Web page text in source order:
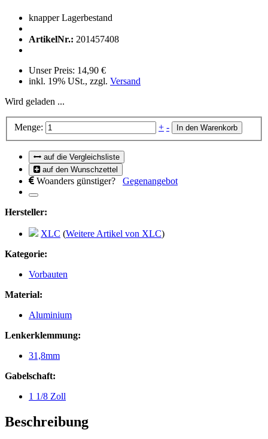
knapper Lagerbestand
ArtikelNr.: 201457408
Unser Preis: 14,90 €
inkl. 19% USt., zzgl. Versand
Wird geladen ...
Menge: + - In den Warenkorb
auf die Vergleichsliste
auf den Wunschzettel
Woanders günstiger? Gegenangebot
Hersteller:
XLC (Weitere Artikel von XLC)
Kategorie:
Vorbauten
Material:
Aluminium
Lenkerklemmung:
31,8mm
Gabelschaft:
1 1/8 Zoll
Beschreibung